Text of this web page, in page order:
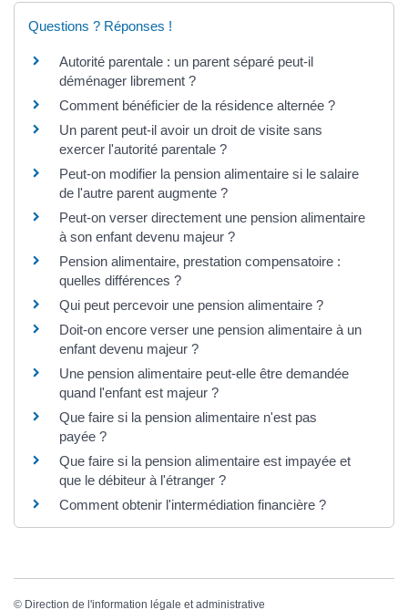
Questions ? Réponses !
Autorité parentale : un parent séparé peut-il
déménager librement ?
Comment bénéficier de la résidence alternée ?
Un parent peut-il avoir un droit de visite sans
exercer l'autorité parentale ?
Peut-on modifier la pension alimentaire si le salaire
de l'autre parent augmente ?
Peut-on verser directement une pension alimentaire
à son enfant devenu majeur ?
Pension alimentaire, prestation compensatoire :
quelles différences ?
Qui peut percevoir une pension alimentaire ?
Doit-on encore verser une pension alimentaire à un
enfant devenu majeur ?
Une pension alimentaire peut-elle être demandée
quand l'enfant est majeur ?
Que faire si la pension alimentaire n'est pas
payée ?
Que faire si la pension alimentaire est impayée et
que le débiteur à l'étranger ?
Comment obtenir l'intermédiation financière ?
© Direction de l'information légale et administrative